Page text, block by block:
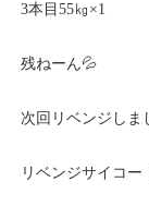
3本目55㎏×1
残ねーん💦
次回リベンジしま
リベンジサイコー